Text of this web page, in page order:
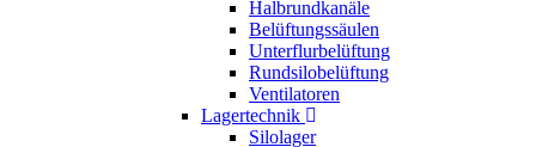
Halbrundkanäle
Belüftungssäulen
Unterflurbelüftung
Rundsilobelüftung
Ventilatoren
Lagertechnik
Silolager